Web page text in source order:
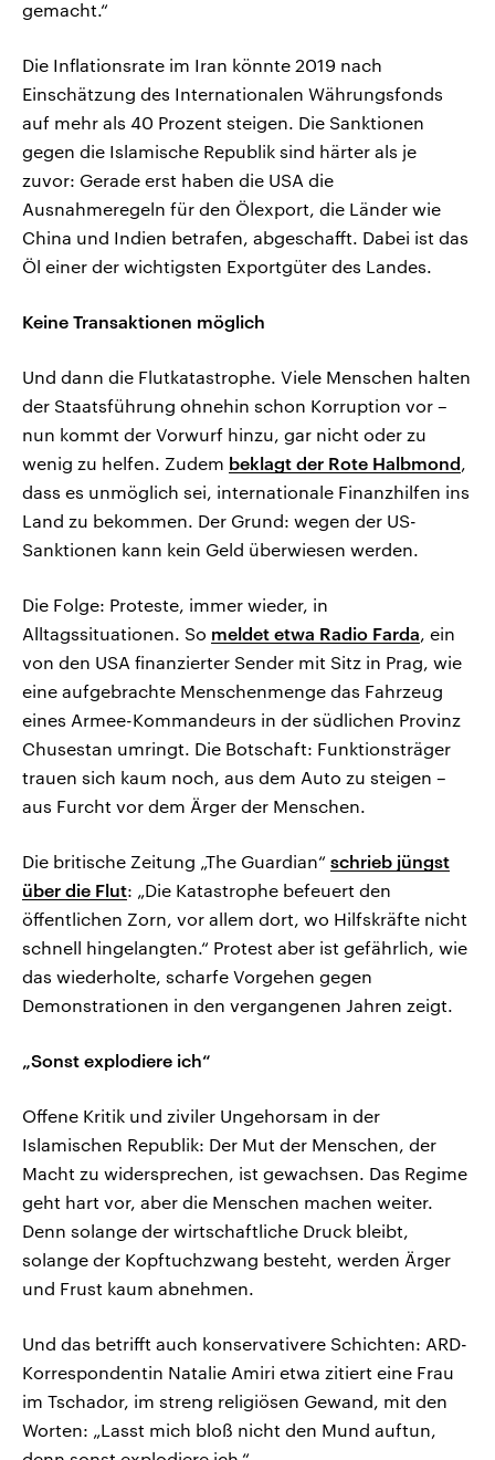
gemacht.“
Die Inflationsrate im Iran könnte 2019 nach
Einschätzung des Internationalen Währungsfonds
auf mehr als 40 Prozent steigen. Die Sanktionen
gegen die Islamische Republik sind härter als je
zuvor: Gerade erst haben die USA die
Ausnahmeregeln für den Ölexport, die Länder wie
China und Indien betrafen, abgeschafft. Dabei ist das
Öl einer der wichtigsten Exportgüter des Landes.
Keine Transaktionen möglich
Und dann die Flutkatastrophe. Viele Menschen halten
der Staatsführung ohnehin schon Korruption vor –
nun kommt der Vorwurf hinzu, gar nicht oder zu
wenig zu helfen. Zudem beklagt der Rote Halbmond,
dass es unmöglich sei, internationale Finanzhilfen ins
Land zu bekommen. Der Grund: wegen der US-
Sanktionen kann kein Geld überwiesen werden.
Die Folge: Proteste, immer wieder, in
Alltagssituationen. So meldet etwa Radio Farda, ein
von den USA finanzierter Sender mit Sitz in Prag, wie
eine aufgebrachte Menschenmenge das Fahrzeug
eines Armee-Kommandeurs in der südlichen Provinz
Chusestan umringt. Die Botschaft: Funktionsträger
trauen sich kaum noch, aus dem Auto zu steigen –
aus Furcht vor dem Ärger der Menschen.
Die britische Zeitung „The Guardian“ schrieb jüngst
über die Flut: „Die Katastrophe befeuert den
öffentlichen Zorn, vor allem dort, wo Hilfskräfte nicht
schnell hingelangten.“ Protest aber ist gefährlich, wie
das wiederholte, scharfe Vorgehen gegen
Demonstrationen in den vergangenen Jahren zeigt.
„Sonst explodiere ich“
Offene Kritik und ziviler Ungehorsam in der
Islamischen Republik: Der Mut der Menschen, der
Macht zu widersprechen, ist gewachsen. Das Regime
geht hart vor, aber die Menschen machen weiter.
Denn solange der wirtschaftliche Druck bleibt,
solange der Kopftuchzwang besteht, werden Ärger
und Frust kaum abnehmen.
Und das betrifft auch konservativere Schichten: ARD-
Korrespondentin Natalie Amiri etwa zitiert eine Frau
im Tschador, im streng religiösen Gewand, mit den
Worten: „Lasst mich bloß nicht den Mund auftun,